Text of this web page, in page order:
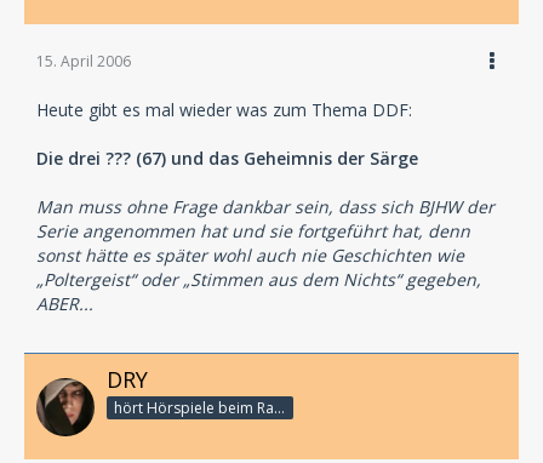
15. April 2006
Heute gibt es mal wieder was zum Thema DDF:
Die drei ??? (67) und das Geheimnis der Särge
Man muss ohne Frage dankbar sein, dass sich BJHW der
Serie angenommen hat und sie fortgeführt hat, denn
sonst hätte es später wohl auch nie Geschichten wie
„Poltergeist“ oder „Stimmen aus dem Nichts“ gegeben,
ABER...
DRY
hört Hörspiele beim Rasenmähen